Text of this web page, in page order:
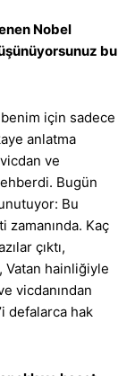
Nobel
bu
benim için sadece
anlatma
ve
Bugün
Bu
zamanında. Kaç
çıktı,
Vatan hainliğiyle
vicdanından
defalarca hak